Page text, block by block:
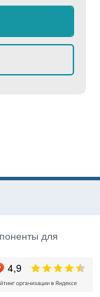
для